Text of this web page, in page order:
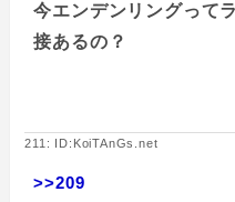
今エンデンリングって
接あるの？
211: ID:KoiTAnGs.net
>>209